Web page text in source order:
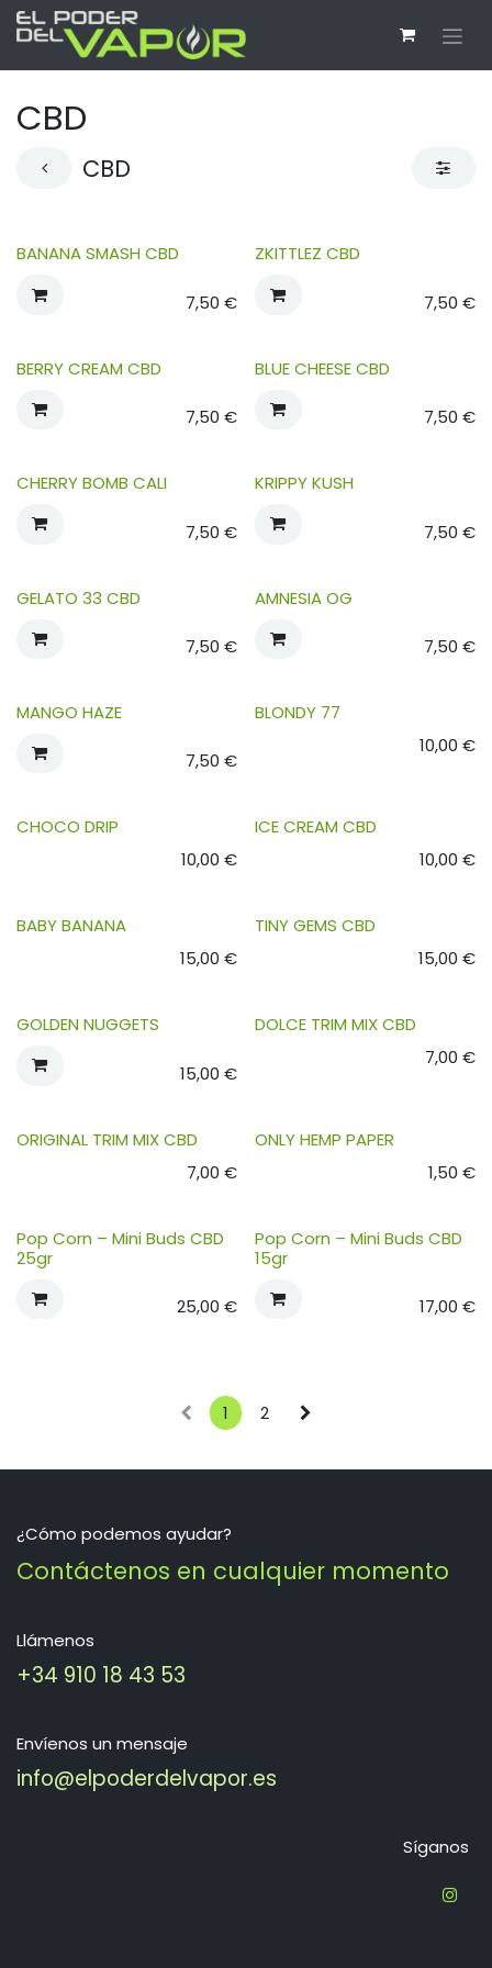
Ir al contenido
CBD
CBD
BANANA SMASH CBD
7,50 €
ZKITTLEZ CBD
7,50 €
BERRY CREAM CBD
7,50 €
BLUE CHEESE CBD
7,50 €
CHERRY BOMB CALI
7,50 €
KRIPPY KUSH
7,50 €
GELATO 33 CBD
7,50 €
AMNESIA OG
7,50 €
MANGO HAZE
7,50 €
BLONDY 77
10,00 €
CHOCO DRIP
10,00 €
ICE CREAM CBD
10,00 €
BABY BANANA
15,00 €
TINY GEMS CBD
15,00 €
GOLDEN NUGGETS
15,00 €
DOLCE TRIM MIX CBD
7,00 €
ORIGINAL TRIM MIX CBD
7,00 €
ONLY HEMP PAPER
1,50 €
Pop Corn – Mini Buds CBD
25gr
25,00 €
Pop Corn – Mini Buds CBD
15gr
17,00 €
1 2
¿Cómo podemos ayudar?
Contáctenos en cualquier momento
Llámenos
+34 910 18 43 53
Envíenos un mensaje
info@elpoderdelvapor.es
Síganos